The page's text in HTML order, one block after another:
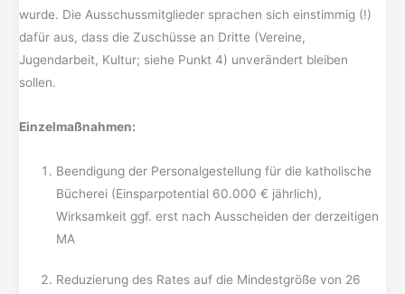
wurde. Die Ausschussmitglieder sprachen sich einstimmig (!)
dafür aus, dass die Zuschüsse an Dritte (Vereine,
Jugendarbeit, Kultur; siehe Punkt 4) unverändert bleiben
sollen.
Einzelmaßnahmen:
Beendigung der Personalgestellung für die katholische
Bücherei (Einsparpotential 60.000 € jährlich),
Wirksamkeit ggf. erst nach Ausscheiden der derzeitigen
MA
Reduzierung des Rates auf die Mindestgröße von 26